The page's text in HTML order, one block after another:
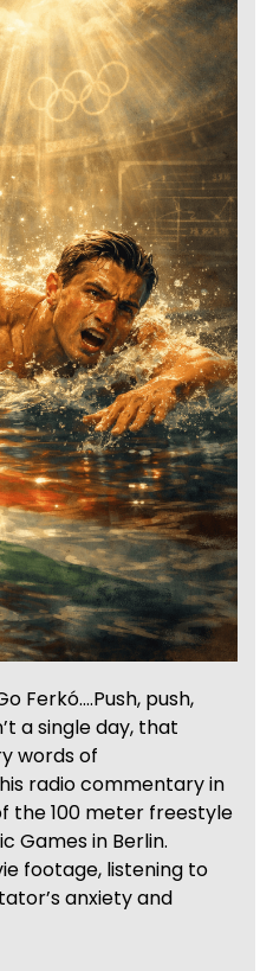
Ferkó….Push, push,
a single day, that
words of
radio commentary in
the 100 meter freestyle
Games in Berlin.
footage, listening to
anxiety and